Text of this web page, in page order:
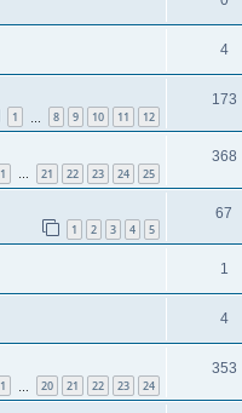
4
1 8 9 10 11 12
173
1 … 21 22 23 24 25
368
1 2 3 4 5
67
1
4
1 20 21 22 23 24
353